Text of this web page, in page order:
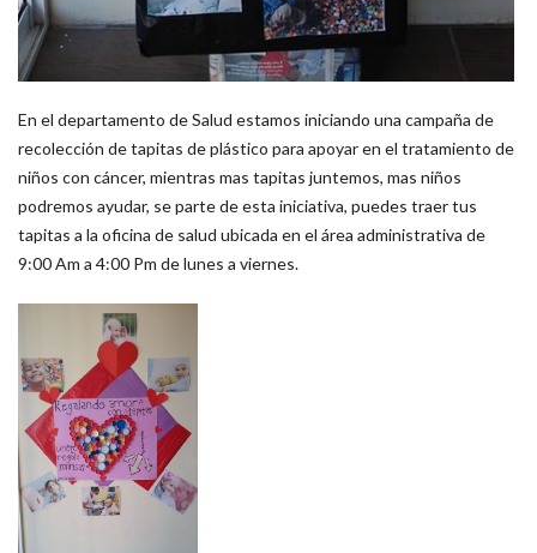
En el departamento de Salud estamos iniciando una campaña de
recolección de tapitas de plástico para apoyar en el tratamiento de
niños con cáncer, mientras mas tapitas juntemos, mas niños
podremos ayudar, se parte de esta iniciativa, puedes traer tus
tapitas a la oficina de salud ubicada en el área administrativa de
9:00 Am a 4:00 Pm de lunes a viernes.